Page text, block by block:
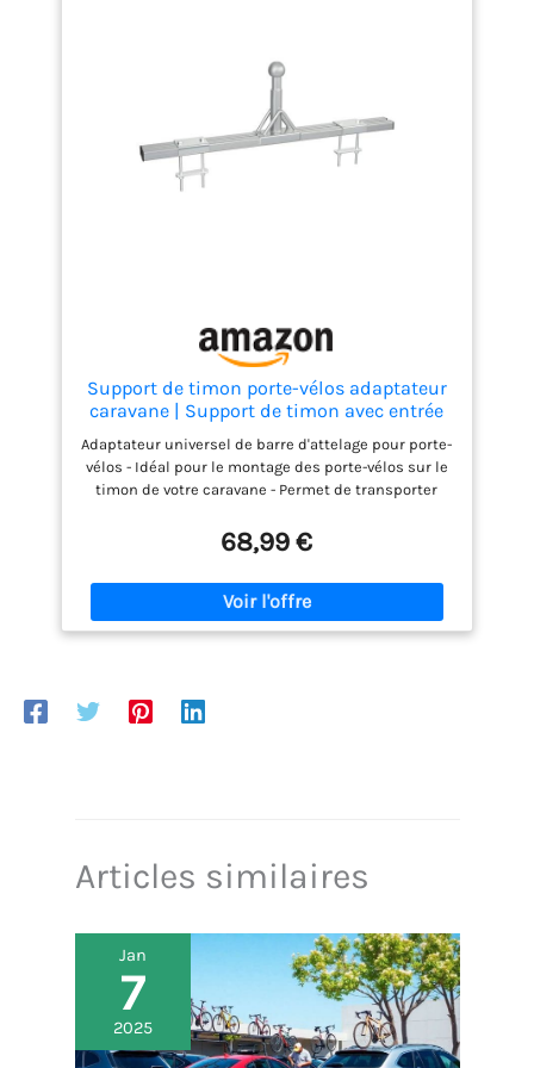
Support de timon porte-vélos adaptateur
caravane | Support de timon avec entrée
de timon | incl. matériel de fixation | max.
50 kg | pour 2 vélos | U-barres & plaques
de serrage | Accessoires pour
Adaptateur universel de barre d'attelage pour porte-
vélos - Idéal pour le montage des porte-vélos sur le
timon de votre caravane - Permet de transporter
et sûre - Avec étriers en U et plaques de serrage -
Écrous autobloquants inclus - Montage facile
même pour les bricoleurs amateurs. Matériau
stable et durable - Fabriqué en acier galvanisé pour
une protection optimale contre la corrosion et une
la charge d’appui et le rayon de braquage du
68,99 €
Articles similaires
Jan
7
2025